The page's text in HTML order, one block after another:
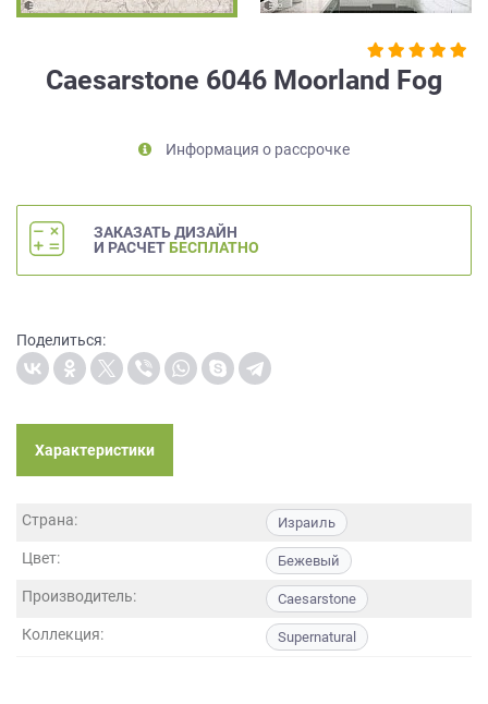
Caesarstone 6046 Moorland Fog
Информация о рассрочке
ЗАКАЗАТЬ ДИЗАЙН
И РАСЧЕТ БЕСПЛАТНО
Поделиться:
Характеристики
Страна: Израиль
Цвет: Бежевый
Производитель: Caesarstone
Коллекция: Supernatural
на
данных,
персональных
данных
порядке
Политики
обработки
персональных